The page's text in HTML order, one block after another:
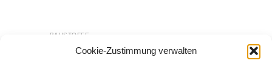
Cookie-Zustimmung verwalten
BAUSTOFFE
Mapei Elastorapid 2-K
Dünnbettmörtel grau 31kg